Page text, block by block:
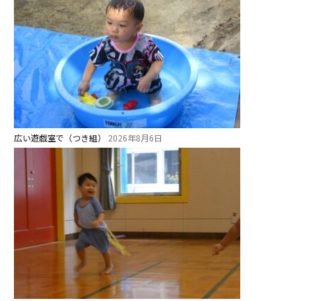
広い遊戯室で（つき組） 2026年8月6日